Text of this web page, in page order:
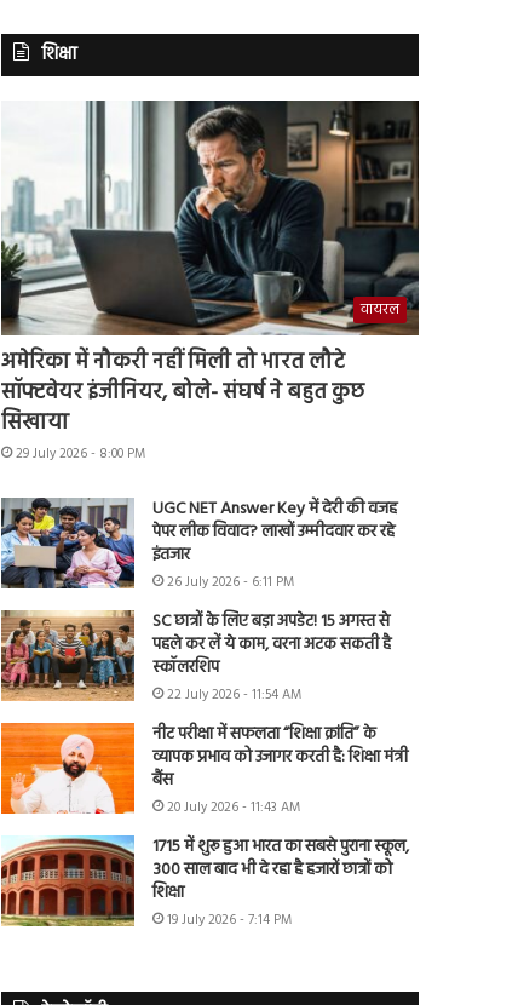
शिक्षा
वायरल
अमेरिका में नौकरी नहीं मिली तो भारत लौटे
सॉफ्टवेयर इंजीनियर, बोले- संघर्ष ने बहुत कुछ
सिखाया
29 July 2026 - 8:00 PM
UGC NET Answer Key में देरी की वजह
पेपर लीक विवाद? लाखों उम्मीदवार कर रहे
इंतजार
26 July 2026 - 6:11 PM
SC छात्रों के लिए बड़ा अपडेट! 15 अगस्त से
पहले कर लें ये काम, वरना अटक सकती है
स्कॉलरशिप
22 July 2026 - 11:54 AM
नीट परीक्षा में सफलता “शिक्षा क्रांति” के
व्यापक प्रभाव को उजागर करती है: शिक्षा मंत्री
बैंस
20 July 2026 - 11:43 AM
1715 में शुरू हुआ भारत का सबसे पुराना स्कूल,
300 साल बाद भी दे रहा है हजारों छात्रों को
शिक्षा
19 July 2026 - 7:14 PM